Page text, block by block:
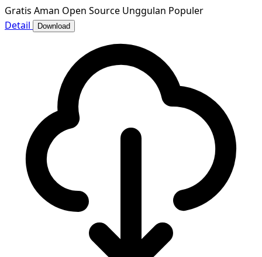
Gratis Aman Open Source Unggulan Populer
Detail
Download